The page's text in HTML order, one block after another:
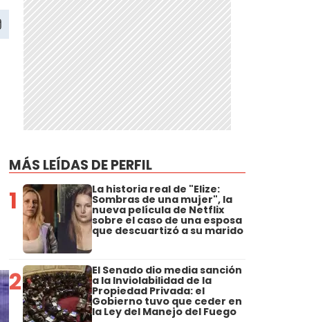
MÁS LEÍDAS DE PERFIL
1 La historia real de "Elize:
Sombras de una mujer", la
nueva película de Netflix
sobre el caso de una esposa
que descuartizó a su marido
2 El Senado dio media sanción
a la Inviolabilidad de la
Propiedad Privada: el
Gobierno tuvo que ceder en
la Ley del Manejo del Fuego